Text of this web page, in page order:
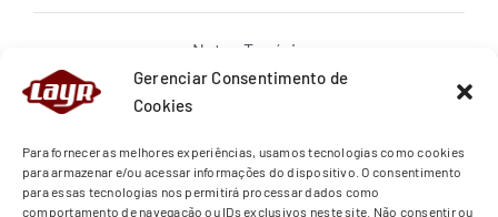
Gerenciar Consentimento de
Cookies
Para fornecer as melhores experiências, usamos tecnologias como cookies
para armazenar e/ou acessar informações do dispositivo. O consentimento
para essas tecnologias nos permitirá processar dados como
comportamento de navegação ou IDs exclusivos neste site. Não consentir ou
Notas Topázio
Quem Somos